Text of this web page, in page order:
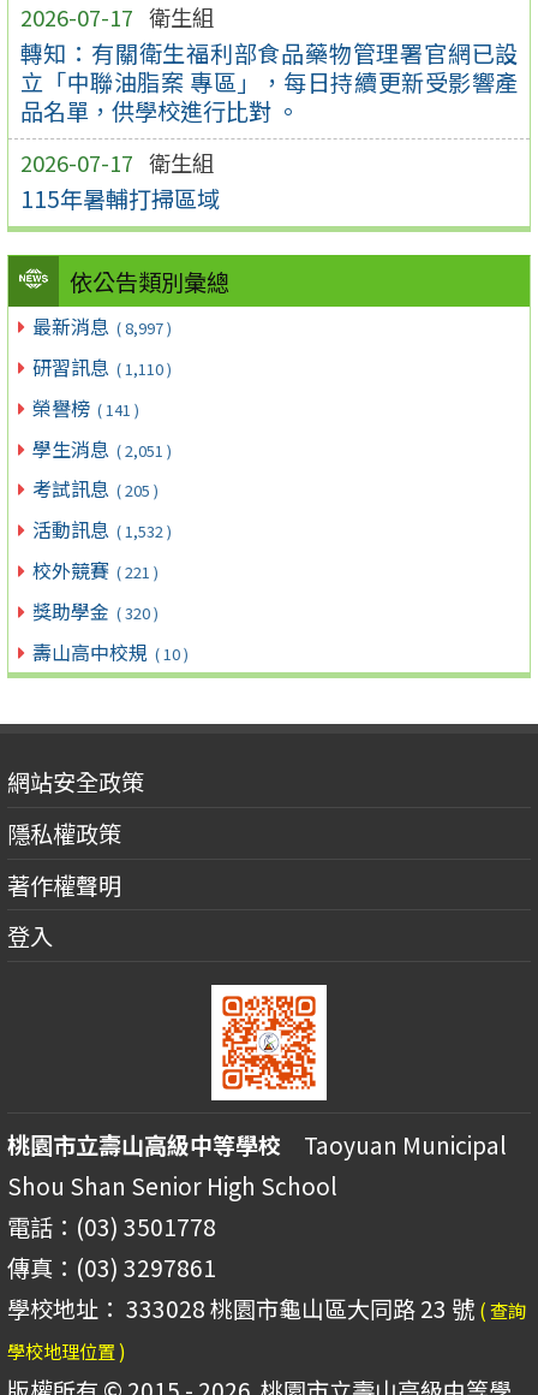
2026-07-17 衛生組
轉知：有關衛生福利部食品藥物管理署官網已設
立「中聯油脂案 專區」，每日持續更新受影響產
品名單，供學校進行比對 。
2026-07-17 衛生組
115年暑輔打掃區域
依公告類別彙總
最新消息 ( 8,997 )
研習訊息 ( 1,110 )
榮譽榜 ( 141 )
學生消息 ( 2,051 )
考試訊息 ( 205 )
活動訊息 ( 1,532 )
校外競賽 ( 221 )
獎助學金 ( 320 )
壽山高中校規 ( 10 )
網站安全政策
隱私權政策
著作權聲明
登入
桃園市立壽山高級中等學校 Taoyuan Municipal
Shou Shan Senior High School
電話：(03) 3501778
傳真：(03) 3297861
學校地址： 333028 桃園市龜山區大同路 23 號 ( 查詢
學校地理位置 )